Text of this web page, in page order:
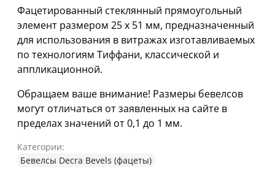
Фацетированный стеклянный прямоугольный
элемент размером 25 х 51 мм, предназначенный
для использования в витражах изготавливаемых
по технологиям Тиффани, классической и
аппликационной.
Обращаем ваше внимание! Размеры бевелсов
могут отличаться от заявленных на сайте в
пределах значений от 0,1 до 1 мм.
Категории:
Бевелсы Decra Bevels (фацеты)